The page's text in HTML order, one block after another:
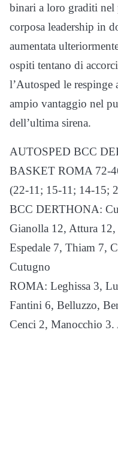
binari a loro graditi nel
corposa leadership in
aumentata
ospiti tentano di
l’Autosped le respinge
ampio vantaggio nel
dell’ultima sirena.
AUTOSPED BCC
BASKET ROMA 72-
(22-11; 15-11; 14-15;
BCC DERTHONA:
Gianolla 12, Attura
Espedale 7, Thiam 7,
Cutugno
ROMA: Leghissa 3,
Fantini 6, Belluzzo,
Cenci 2, Manocchio